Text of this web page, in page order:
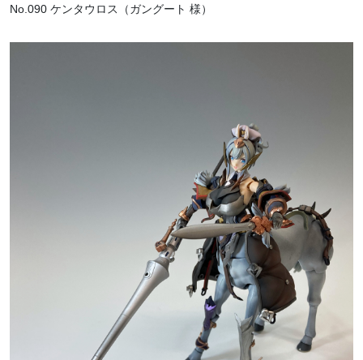
No.090 ケンタウロス（ガングート 様）